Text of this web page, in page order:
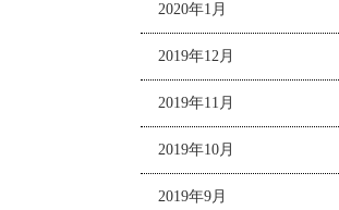
2020年1月
2019年12月
2019年11月
2019年10月
2019年9月